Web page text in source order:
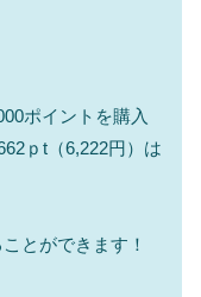
ポイントを購入
ｐt（6,222円）は
とができます！